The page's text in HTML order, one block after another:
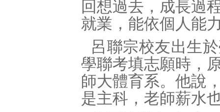
回想過去，成長過
就業，能依個人能
呂聯宗校友出生
學聯考填志願時，
師大體育系。他說
是主科，老師薪水